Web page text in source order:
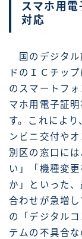
スマホ用
対応
国のデジタル
ドのＩＣチッ
のスマートフ
マホ用電子証
す。これによ
ンビニ交付や
別区の窓口に
い」「機種変
か」といった
合わせが急増
の「デジタル
テムの不具合